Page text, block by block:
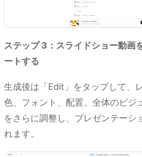
ステップ 3：スライドショー動画
ートする
生成後は「Edit」をタップして、
色、フォント、配置、全体のビジ
をさらに調整し、プレゼンテーシ
れます。